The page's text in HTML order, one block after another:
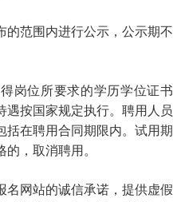
的范围内进行公示，公示期不
岗位所要求的学历学位证书
遇按国家规定执行。聘用人员
括在聘用合同期限内。试用期
，取消聘用。
名网站的诚信承诺，提供虚假